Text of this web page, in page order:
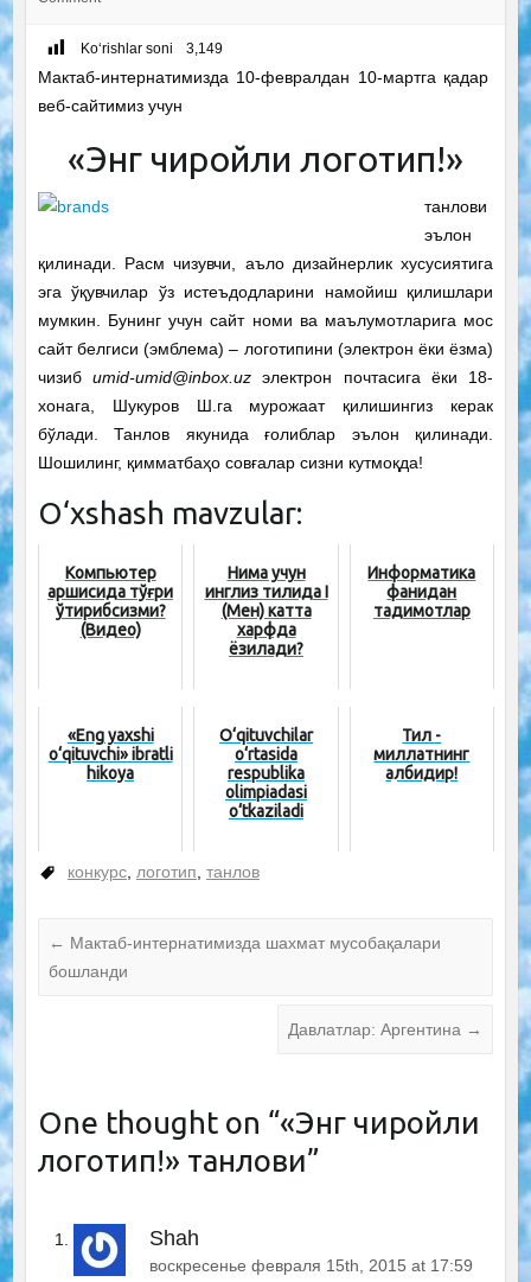
Ko‘rishlar soni 3,149
Мактаб-интернатимизда 10-февралдан 10-мартга қадар
веб-сайтимиз учун
«Энг чиройли логотип!»
танлови
эълон
қилинади. Расм чизувчи, аъло дизайнерлик хусусиятига
эга ўқувчилар ўз истеъдодларини намойиш қилишлари
мумкин. Бунинг учун сайт номи ва маълумотларига мос
сайт белгиси (эмблема) – логотипини (электрон ёки ёзма)
чизибumid-umid@inbox.uz электрон почтасига ёки 18-
хонага, Шукуров Ш.га мурожаат қилишингиз керак
бўлади. Танлов якунида ғолиблар эълон қилинади.
Шошилинг, қимматбаҳо совғалар сизни кутмоқда!
O‘xshash mavzular:
Компьютер
қаршисида тўғри
ўтирибсизми?
(Видео)
Нима учун
инглиз тилида I
(Мен) катта
харфда
ёзилади?
Информатика
фанидан
тақдимотлар
«Eng yaxshi
o‘qituvchi» ibratli
hikoya
O‘qituvchilar
o‘rtasida
respublika
olimpiadasi
o‘tkaziladi
Тил -
миллатнинг
қалбидир!
конкурс, логотип танлов
← Мактаб-интернатимизда шахмат мусобақалари
бошланди
Давлатлар: Аргентина →
One thought on “«Энг чиройли
логотип!» танлови”
Shah
воскресенье февраля 15th, 2015 at 17:59